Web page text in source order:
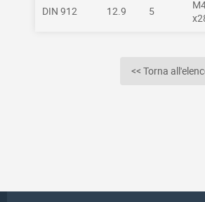
DIN 912 12.9 5
<< Torna